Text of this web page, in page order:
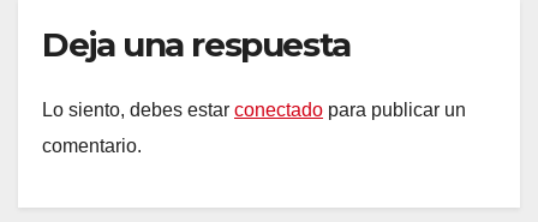
Deja una respuesta
Lo siento, debes estar conectado para publicar un
comentario.